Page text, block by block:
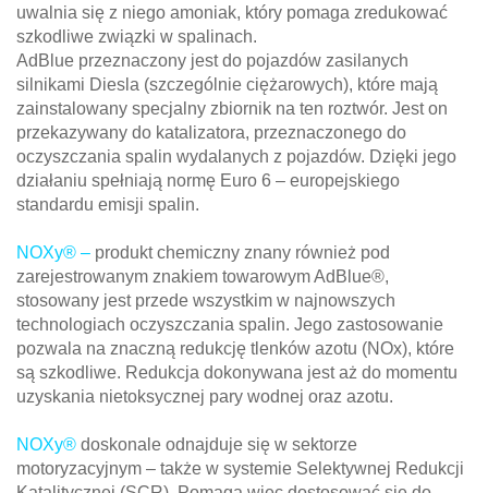
uwalnia się z niego amoniak, który pomaga zredukować
szkodliwe związki w spalinach.
AdBlue przeznaczony jest do pojazdów zasilanych
silnikami Diesla (szczególnie ciężarowych), które mają
zainstalowany specjalny zbiornik na ten roztwór. Jest on
przekazywany do katalizatora, przeznaczonego do
oczyszczania spalin wydalanych z pojazdów. Dzięki jego
działaniu spełniają normę Euro 6 – europejskiego
standardu emisji spalin.
NOXy® – produkt chemiczny znany również pod
zarejestrowanym znakiem towarowym AdBlue®,
stosowany jest przede wszystkim w najnowszych
technologiach oczyszczania spalin. Jego zastosowanie
pozwala na znaczną redukcję tlenków azotu (NOx), które
są szkodliwe. Redukcja dokonywana jest aż do momentu
uzyskania nietoksycznej pary wodnej oraz azotu.
NOXy® doskonale odnajduje się w sektorze
motoryzacyjnym – także w systemie Selektywnej Redukcji